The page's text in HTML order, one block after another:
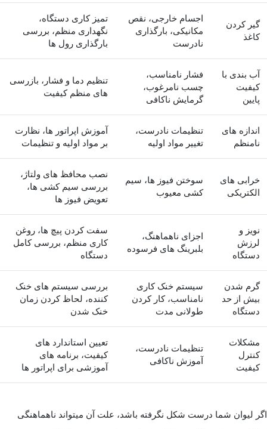
گیر کردن
کاغذ
اجسام خارجی، نقص
مکانیکی، بارگذاری
نادرست
تمیز کاری دستگاه،
نگهداری منظم، بررسی
بارگذاری رول ها
آب بندی با
کیفیت
پایین
فشار نامناسب،
چسب نامرغوب،
گرمایش ناکافی
تنظیم دما و فشار، بازرسی
های منظم کیفیت
اندازه های
نامنظم
تنظیمات نادرست،
تغییر مواد اولیه
آموزش اپراتور ها، نظارت
بر مواد اولیه و تنظیمات
خرابی های
الکتریکی
سوختن فیوز ها، سیم
کشی معیوب
نصب محافظ های ولتاژ،
بررسی سیم کشی ها،
تعویض فیوز ها
نویز و
لرزش
دستگاه
اجزای ناهماهنگ،
بلبرینگ های فرسوده
سفت کردن پیچ ها، روغن
کاری منظم، بررسی کامل
دستگاه
گرم شدن
بیش از حد
دستگاه
سیستم خنک کاری
نامناسب، کار کردن
طولانی مدت
بررسی سیستم های خنک
کننده، لحاظ کردن زمان
خنک شدن
مشکلات
کنترل
کیفیت
تنظیمات نادرست،
آموزش ناکافی
تعیین استاندارد های
کیفیت، برنامه های
آموزشی برای اپراتور ها
اگر لیوان شما درست شکل نگرفته باشد، علت آن میتواند ناهماهنگی